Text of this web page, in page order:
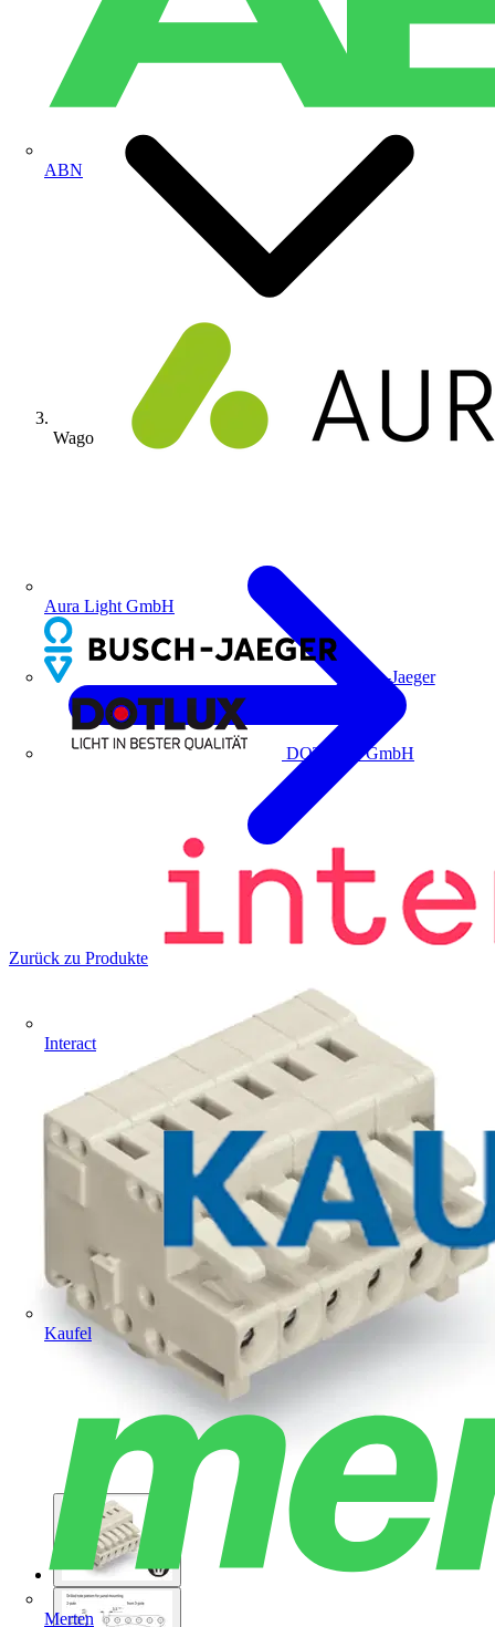
ABN
Aura Light GmbH
Busch-Jaeger
DOTLUX GmbH
Interact
Kaufel
Merten
Wago
Zurück zu Produkte